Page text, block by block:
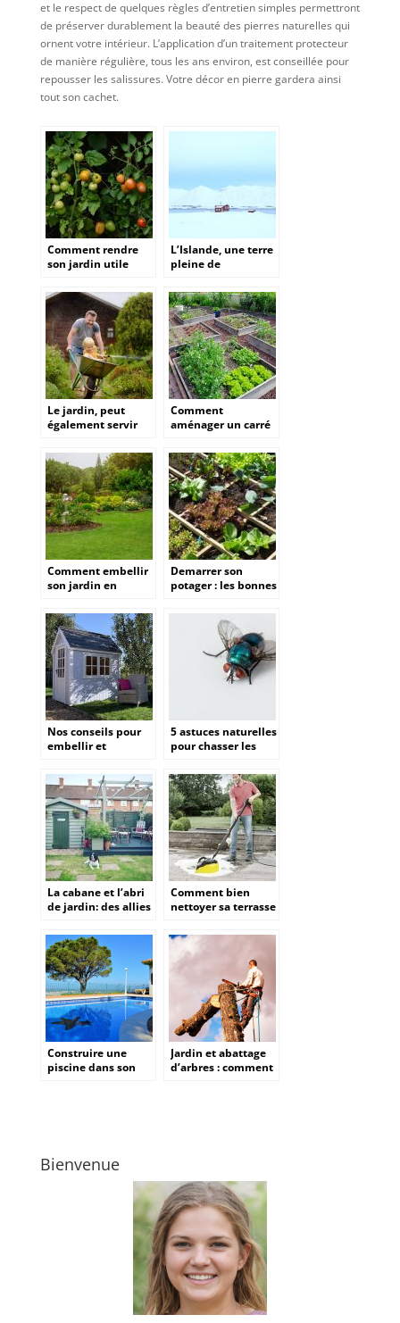
et le respect de quelques règles d’entretien simples permettront
de préserver durablement la beauté des pierres naturelles qui
ornent votre intérieur. L’application d’un traitement protecteur
de manière régulière, tous les ans environ, est conseillée pour
repousser les salissures. Votre décor en pierre gardera ainsi
tout son cachet.
Comment rendre
son jardin utile
tomates?
L’Islande, une terre
pleine de
Le jardin, peut
également servir
Comment
aménager un carré
jardin ?
Comment embellir
son jardin en
simples astuces ?
Demarrer son
potager : les bonnes
premiers legumes
Nos conseils pour
embellir et
jardin.
5 astuces naturelles
pour chasser les
La cabane et l’abri
de jardin: des allies
de son jardin un
endroit cosy et
fonctionnel?
Comment bien
nettoyer sa terrasse
Construire une
piscine dans son
Jardin et abattage
d’arbres : comment
Bienvenue